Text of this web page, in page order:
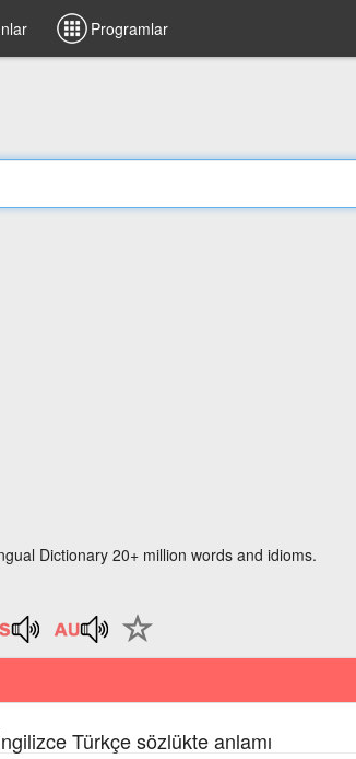
Programlar
Dictionary 20+ million words and idioms.
Türkçe sözlükte anlamı